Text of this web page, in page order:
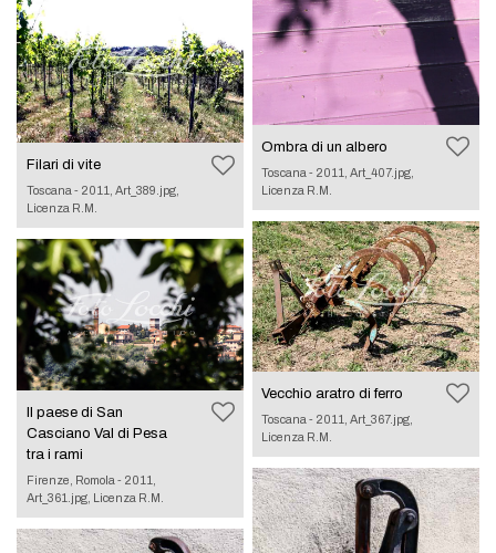
Filari di vite
Toscana - 2011, Art_389.jpg,
Licenza R.M.
Il paese di San
Casciano Val di Pesa
tra i rami
Firenze, Romola - 2011,
Art_361.jpg, Licenza R.M.
Ombra di un albero
Toscana - 2011, Art_407.jpg,
Licenza R.M.
Vecchio aratro di ferro
Toscana - 2011, Art_367.jpg,
Licenza R.M.